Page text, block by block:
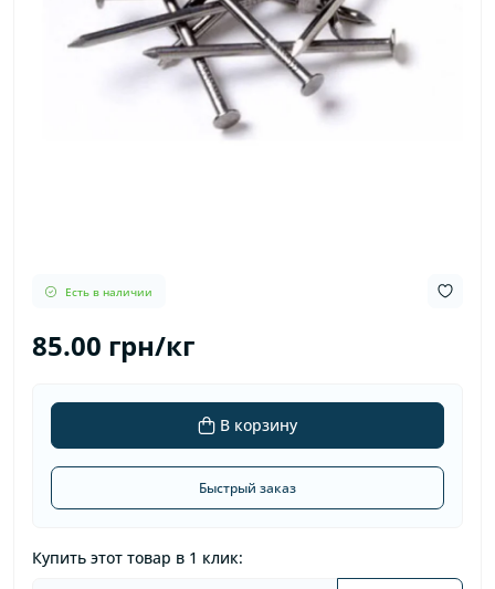
Есть в наличии
85.00 грн/кг
В корзину
Быстрый заказ
Купить этот товар в 1 клик: